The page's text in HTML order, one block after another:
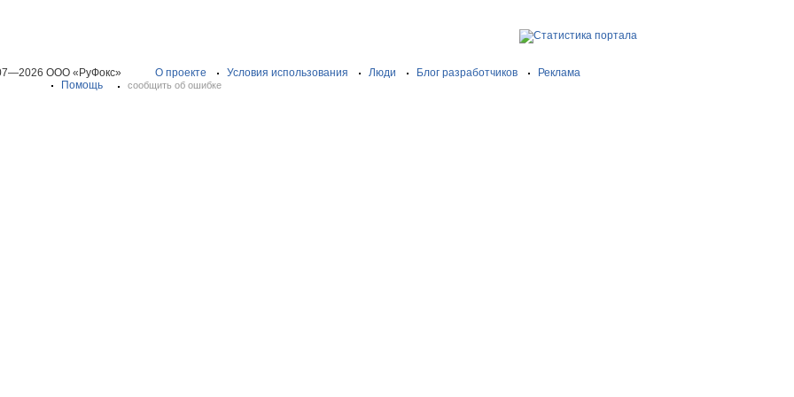
ООО «РуФокс» О проекте Условия использования Люди Блог разработчиков
Реклама
Помощь
сообщить об ошибке